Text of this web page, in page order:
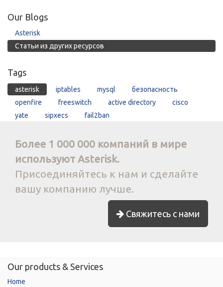
Our Blogs
Asterisk
Статьи из других ресурсов
Tags
asterisk iptables mysql
безопасность
openfire
freeswitch active directory
cisco
yate
sipxecs fail2ban
Более 1 000 000 компаний в мире
используют Asterisk.
Присоединяйтесь к нам и сделайте
вашу компанию лучше.
Свяжитесь с нами
Our products & Services
Home